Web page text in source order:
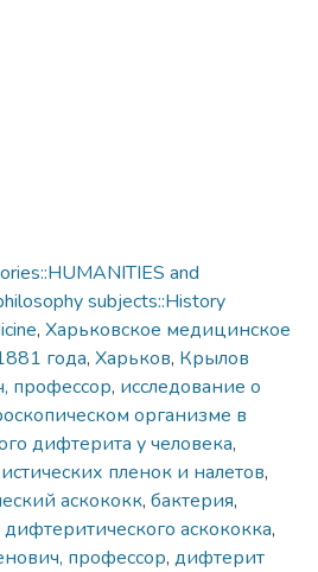
and
subjects::History
, Харьковское медицинское
года, Харьков, Крылов
профессор, исследование о
организме в
дифтерита у человека,
пленок и налетов,
аскококк, бактерия,
аскококка,
профессор, дифтерит